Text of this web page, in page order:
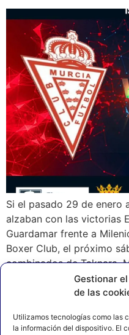
Gestionar
de las
Utilizamos tecnologías como las
la información del dispositivo. El
Si el pasado 29 de enero
alzaban con las victorias
Guardamar frente a
Boxer Club, el próximo
combinados de Taknara,
combinado federativo